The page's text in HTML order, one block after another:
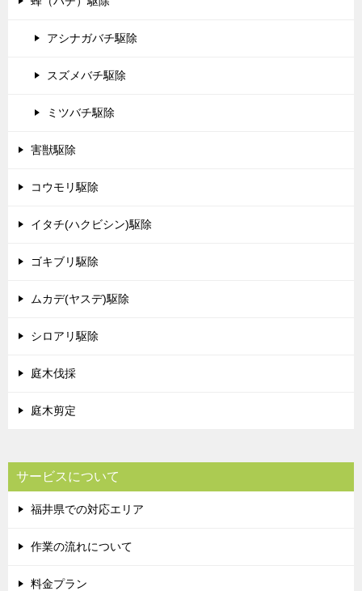
アシナガバチ駆除
スズメバチ駆除
ミツバチ駆除
害獣駆除
コウモリ駆除
イタチ(ハクビシン)駆除
ゴキブリ駆除
ムカデ(ヤスデ)駆除
シロアリ駆除
庭木伐採
庭木剪定
サービスについて
福井県での対応エリア
作業の流れについて
料金プラン